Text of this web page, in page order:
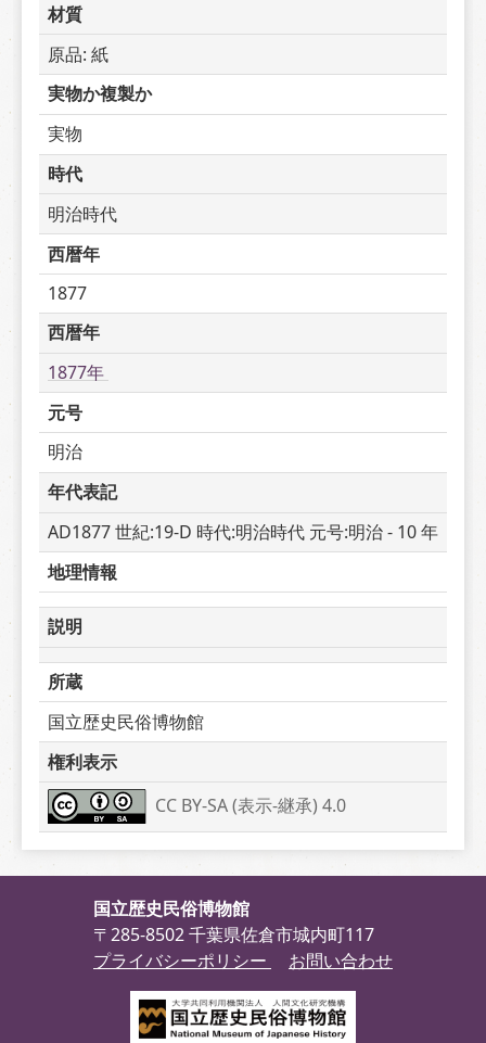
材質
原品: 紙
実物か複製か
実物
時代
明治時代
西暦年
1877
西暦年
1877年
元号
明治
年代表記
AD1877 世紀:19-D 時代:明治時代 元号:明治 - 10 年
地理情報
説明
所蔵
国立歴史民俗博物館
権利表示
CC BY-SA (表示-継承) 4.0
国立歴史民俗博物館
〒285-8502 千葉県佐倉市城内町117
プライバシーポリシー
お問い合わせ